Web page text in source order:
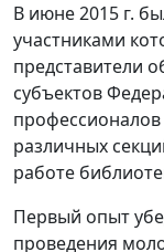
В июне 2015 г.
участниками
представители
субъектов
различных
работе
Первый опыт
проведения